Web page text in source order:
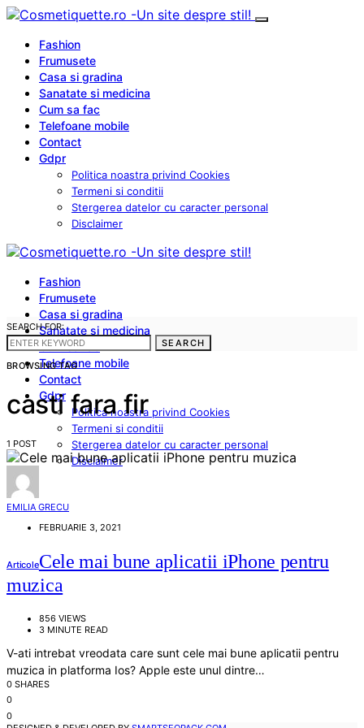
Fashion
Frumusete
Casa si gradina
Sanatate si medicina
Cum sa fac
Telefoane mobile
Contact
Gdpr
Politica noastra privind Cookies
Termeni si conditii
Stergerea datelor cu caracter personal
Disclaimer
Fashion
Frumusete
Casa si gradina
Sanatate si medicina
Cum sa fac
Telefoane mobile
Contact
Gdpr
Politica noastra privind Cookies
Termeni si conditii
Stergerea datelor cu caracter personal
Disclaimer
SEARCH FOR:
SEARCH
BROWSING TAG
casti fara fir
1 POST
EMILIA GRECU
FEBRUARIE 3, 2021
ArticoleCele mai bune aplicatii iPhone pentru
muzica
856 VIEWS
3 MINUTE READ
V-ati intrebat vreodata care sunt cele mai bune aplicatii pentru
muzica in platforma Ios? Apple este unul dintre…
0 SHARES
0
0